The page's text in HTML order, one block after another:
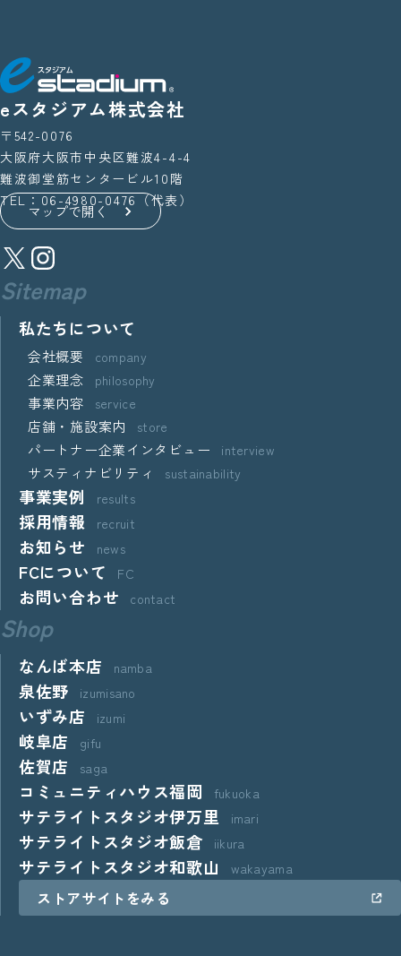
eスタジアム株式会社
〒542-0076
大阪府大阪市中央区難波4-4-4
難波御堂筋センタービル10階
TEL：06-4980-0476（代表）
マップで開く
Sitemap
私たちについて
会社概要 company
企業理念 philosophy
事業内容 service
店舗・施設案内 store
パートナー企業インタビュー interview
サスティナビリティ sustainability
事業実例 results
採用情報 recruit
お知らせ news
FCについて FC
お問い合わせ contact
Shop
なんば本店 namba
泉佐野 izumisano
いずみ店 izumi
岐阜店 gifu
佐賀店 saga
コミュニティハウス福岡 fukuoka
サテライトスタジオ伊万里 imari
サテライトスタジオ飯倉 iikura
サテライトスタジオ和歌山 wakayama
ストアサイトをみる